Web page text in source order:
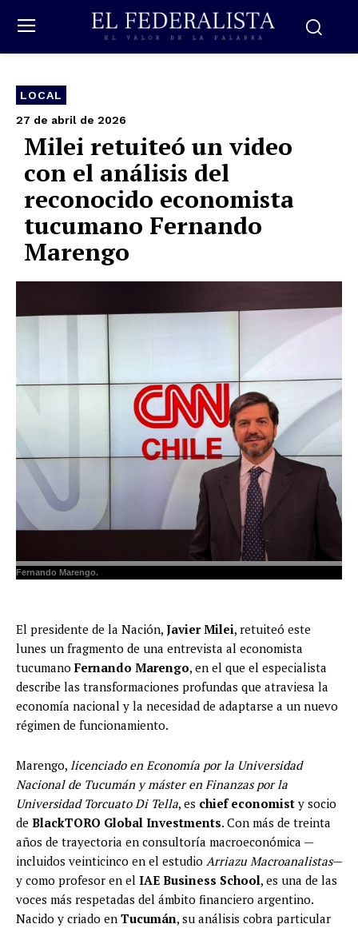
LOCAL
27 de abril de 2026
Milei retuiteó un video
con el análisis del
reconocido economista
tucumano Fernando
Marengo
Fernando Marengo.
El presidente de la Nación, Javier Milei, retuiteó este
lunes un fragmento de una entrevista al economista
tucumano Fernando Marengo, en el que el especialista
describe las transformaciones profundas que atraviesa la
economía nacional y la necesidad de adaptarse a un nuevo
régimen de funcionamiento.
Marengo, licenciado en Economía por la Universidad
Nacional de Tucumán y máster en Finanzas por la
Universidad Torcuato Di Tella, es chief economist y socio
de BlackTORO Global Investments. Con más de treinta
años de trayectoria en consultoría macroeconómica —
incluidos veinticinco en el estudio Arriazu Macroanalistas—
y como profesor en el IAE Business School, es una de las
voces más respetadas del ámbito financiero argentino.
Nacido y criado en Tucumán, su análisis cobra particular